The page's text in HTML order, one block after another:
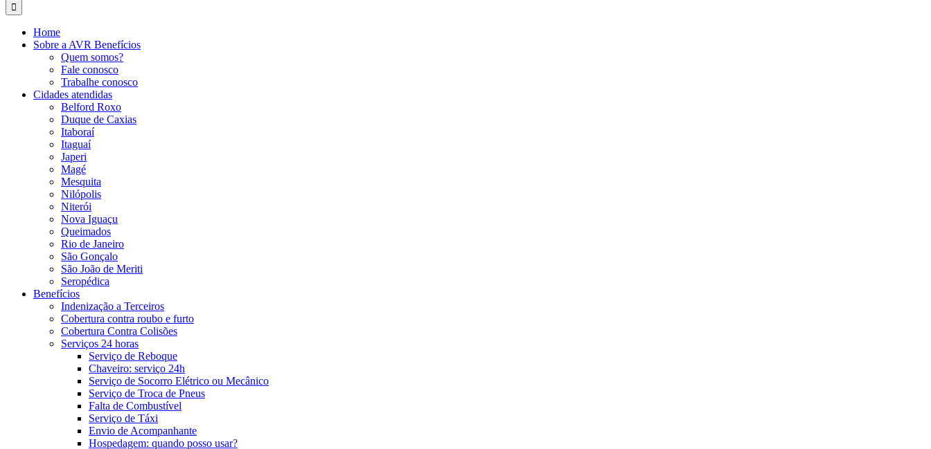
Home
Sobre a AVR Benefícios
Quem somos?
Fale conosco
Trabalhe conosco
Cidades atendidas
Belford Roxo
Duque de Caxias
Itaboraí
Itaguaí
Japeri
Magé
Mesquita
Nilópolis
Niterói
Nova Iguaçu
Queimados
Rio de Janeiro
São Gonçalo
São João de Meriti
Seropédica
Benefícios
Indenização a Terceiros
Cobertura contra roubo e furto
Cobertura Contra Colisões
Serviços 24 horas
Serviço de Reboque
Chaveiro: serviço 24h
Serviço de Socorro Elétrico ou Mecânico
Serviço de Troca de Pneus
Falta de Combustível
Serviço de Táxi
Envio de Acompanhante
Hospedagem: quando posso usar?